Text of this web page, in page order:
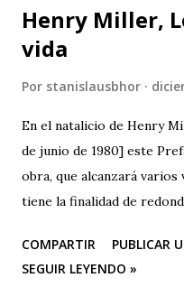
Henry Miller,
vida
Por stanislausbhor
En el natalicio de Henry
de junio de 1980] este
obra, que alcanzará
tiene la finalidad de
crítico ni contiene un
los resultados de este
COMPARTIR
PUBLICAR
SEGUIR LEYENDO »